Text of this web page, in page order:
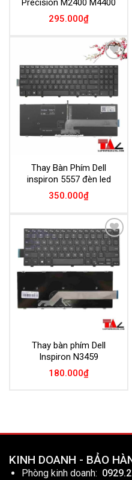
295.000₫
Add to
Wishlist
Thay Bàn Phím Dell
inspiron 5557 đèn led
350.000₫
Add to
Wishlist
Thay bàn phím Dell
Inspiron N3459
180.000₫
KINH DOANH - BẢO
Phòng kinh doanh: